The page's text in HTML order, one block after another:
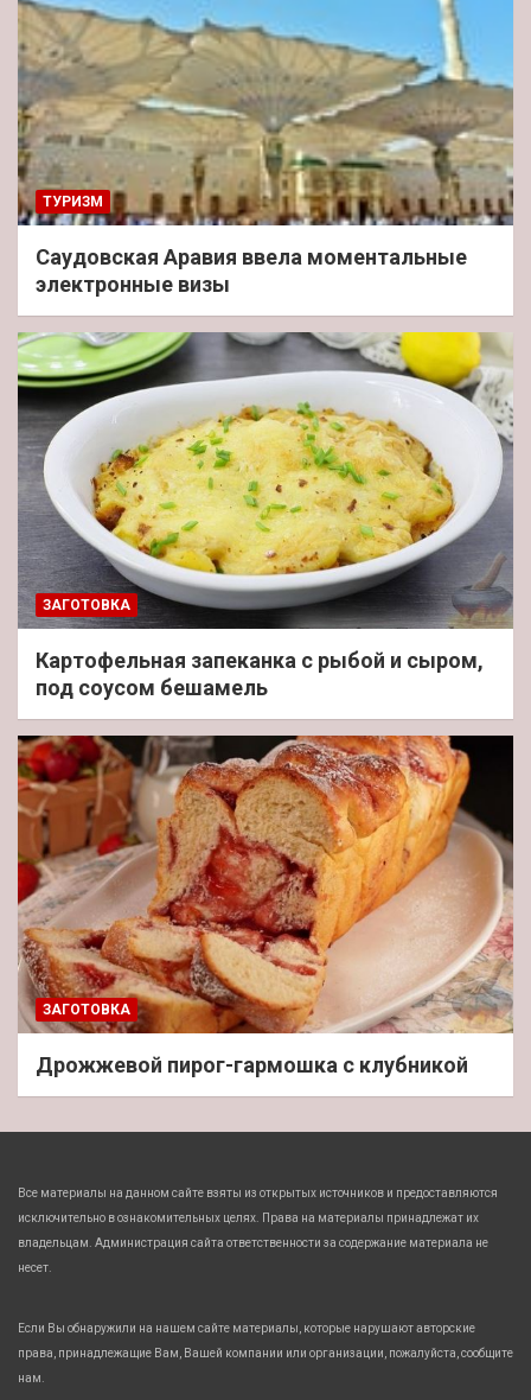
ТУРИЗМ
Саудовская Аравия ввела моментальные
электронные визы
ЗАГОТОВКА
Картофельная запеканка с рыбой и сыром,
под соусом бешамель
ЗАГОТОВКА
Дрожжевой пирог-гармошка с клубникой
Все материалы на данном сайте взяты из открытых источников и предоставляются
исключительно в ознакомительных целях. Права на материалы принадлежат их
владельцам. Администрация сайта ответственности за содержание материала не
несет.
Если Вы обнаружили на нашем сайте материалы, которые нарушают авторские
права, принадлежащие Вам, Вашей компании или организации, пожалуйста, сообщите
нам.